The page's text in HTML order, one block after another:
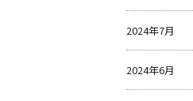
2024年7月
2024年6月